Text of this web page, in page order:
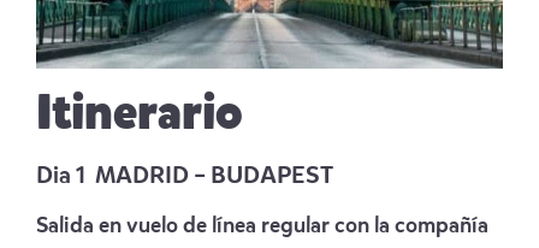
Itinerario
Dia 1 MADRID – BUDAPEST
Salida en vuelo de línea regular con la compañía